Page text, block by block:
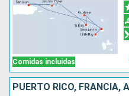
Comidas incluidas